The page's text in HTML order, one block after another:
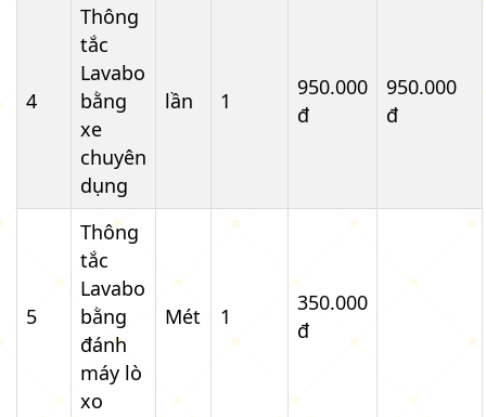
4
Thông
tắc
Lavabo
bằng
xe
chuyên
dụng
lần 1
950.000
đ
950.000
đ
5
Thông
tắc
Lavabo
bằng
đánh
máy lò
xo
Mét 1
350.000
đ